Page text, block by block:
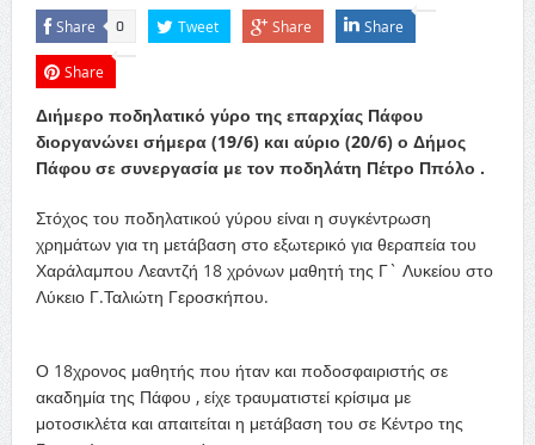
Share 0 Tweet Share Share
Share
Διήμερο ποδηλατικό γύρο της επαρχίας Πάφου
διοργανώνει σήμερα (19/6) και αύριο (20/6) ο Δήμος
Πάφου σε συνεργασία με τον ποδηλάτη Πέτρο Ππόλο .
Στόχος του ποδηλατικού γύρου είναι η συγκέντρωση
χρημάτων για τη μετάβαση στο εξωτερικό για θεραπεία του
Χαράλαμπου Λεαντζή 18 χρόνων μαθητή της Γ` Λυκείου στο
Λύκειο Γ.Ταλιώτη Γεροσκήπου.
Ο 18χρονος μαθητής που ήταν και ποδοσφαιριστής σε
ακαδημία της Πάφου , είχε τραυματιστεί κρίσιμα με
μοτοσικλέτα και απαιτείται η μετάβαση του σε Κέντρο της